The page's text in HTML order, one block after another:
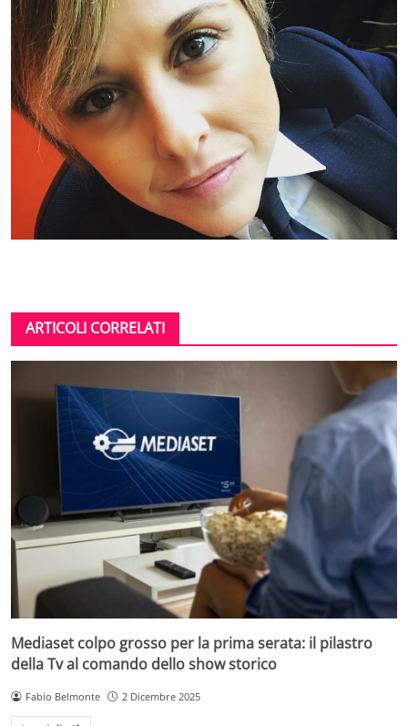
ARTICOLI CORRELATI
Mediaset colpo grosso per la prima serata: il pilastro
della Tv al comando dello show storico
Fabio Belmonte 2 Dicembre 2025